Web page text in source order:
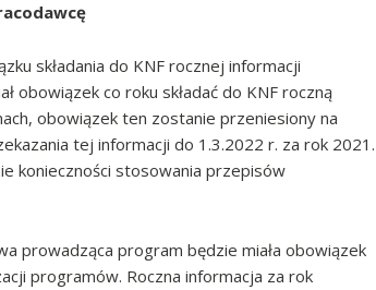
składania do KNF rocznej informacji
obowiązek co roku składać do KNF roczną
obowiązek ten zostanie przeniesiony na
tej informacji do 1.3.2022 r. za rok 2021.
konieczności stosowania przepisów
prowadząca program będzie miała obowiązek
programów. Roczna informacja za rok